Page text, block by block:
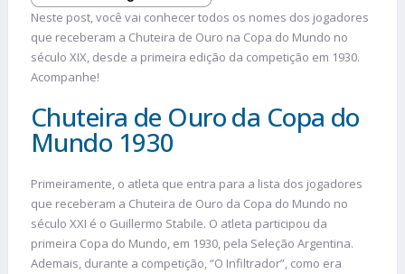
Neste post, você vai conhecer todos os nomes dos jogadores
que receberam a Chuteira de Ouro na Copa do Mundo no
século XIX, desde a primeira edição da competição em 1930.
Acompanhe!
Chuteira de Ouro da Copa do
Mundo 1930
Primeiramente, o atleta que entra para a lista dos jogadores
que receberam a Chuteira de Ouro da Copa do Mundo no
século XXI é o Guillermo Stabile. O atleta participou da
primeira Copa do Mundo, em 1930, pela Seleção Argentina.
Ademais, durante a competição, “O Infiltrador”, como era